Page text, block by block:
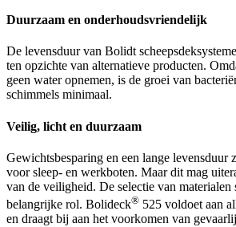
Duurzaam en onderhoudsvriendelijk
De levensduur van Bolidt
ten opzichte van alternatieve producten.
geen water opnemen, is de groei van
schimmels minimaal.
Veilig, licht en duurzaam
Gewichtsbesparing en een lange levensduur
voor sleep- en werkboten. Maar dit mag
van de veiligheid. De selectie van materialen
belangrijke rol. Bolideck® 525 voldoet aan
en draagt bij aan het voorkomen van